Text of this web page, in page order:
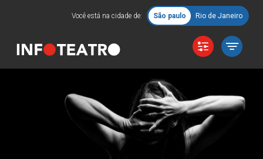
Você está na cidade de: São paulo Rio de Janeiro